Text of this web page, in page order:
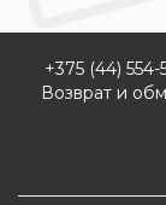
+375 (44)
Возврат и